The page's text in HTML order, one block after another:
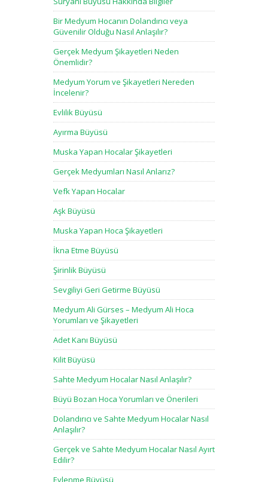
Bir Medyum Hocanın Dolandırıcı veya
Güvenilir Olduğu Nasıl Anlaşılır?
Gerçek Medyum Şikayetleri Neden
Önemlidir?
Medyum Yorum ve Şikayetleri Nereden
İncelenir?
Evlilik Büyüsü
Ayırma Büyüsü
Muska Yapan Hocalar Şikayetleri
Gerçek Medyumları Nasıl Anlarız?
Vefk Yapan Hocalar
Aşk Büyüsü
Muska Yapan Hoca Şikayetleri
İkna Etme Büyüsü
Şirinlik Büyüsü
Sevgiliyi Geri Getirme Büyüsü
Medyum Ali Gürses – Medyum Ali Hoca
Yorumları ve Şikayetleri
Adet Kanı Büyüsü
Kilit Büyüsü
Sahte Medyum Hocalar Nasıl Anlaşılır?
Büyü Bozan Hoca Yorumları ve Önerileri
Dolandırıcı ve Sahte Medyum Hocalar Nasıl
Anlaşılır?
Gerçek ve Sahte Medyum Hocalar Nasıl Ayırt
Edilir?
Evlenme Büyüsü